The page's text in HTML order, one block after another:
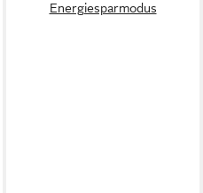
Energiesparmodus